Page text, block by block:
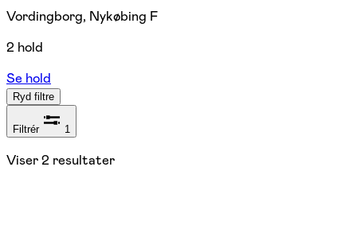
Vordingborg, Nykøbing F
2 hold
Se hold
Ryd filtre
Filtrér 1
Viser2 resultater